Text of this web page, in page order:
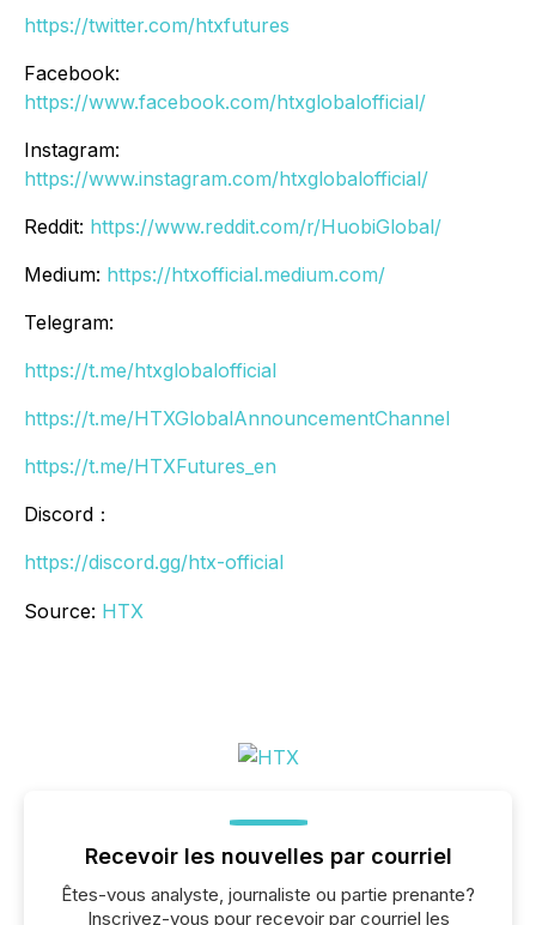
https://twitter.com/htxfutures
Facebook:
https://www.facebook.com/htxglobalofficial/
Instagram:
https://www.instagram.com/htxglobalofficial/
Reddit: https://www.reddit.com/r/HuobiGlobal/
Medium: https://htxofficial.medium.com/
Telegram:
https://t.me/htxglobalofficial
https://t.me/HTXGlobalAnnouncementChannel
https://t.me/HTXFutures_en
Discord：
https://discord.gg/htx-official
Source: HTX
Recevoir les nouvelles par courriel
Êtes-vous analyste, journaliste ou partie prenante?
Inscrivez-vous pour recevoir par courriel les